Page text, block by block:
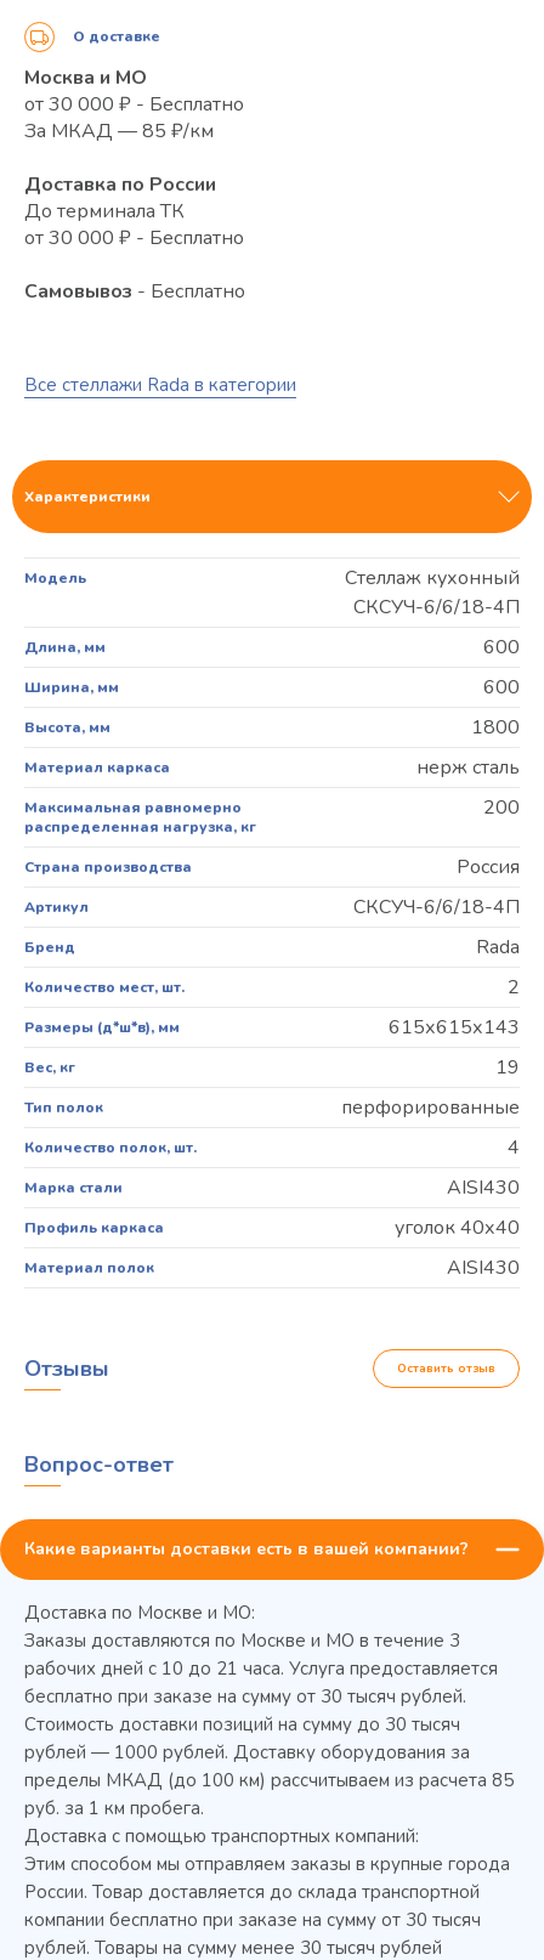
Все стеллажи Rada в категории
О доставке
Москва и МО
от 30 000 ₽ - Бесплатно
За МКАД — 85 ₽/км
Доставка по России
До терминала ТК
от 30 000 ₽ - Бесплатно
Самовывоз - Бесплатно
Характеристики
Модель
Стеллаж кухонный
СКСУЧ-6/6/18-4П
Длина, мм 600
Ширина, мм 600
Высота, мм 1800
Материал каркаса нерж сталь
Максимальная равномерно
распределенная нагрузка, кг
200
Страна производства Россия
Артикул СКСУЧ-6/6/18-4П
Бренд Rada
Количество мест, шт. 2
Размеры (д*ш*в), мм 615х615х143
Вес, кг 19
Тип полок перфорированные
Количество полок, шт. 4
Марка стали AISI430
Профиль каркаса уголок 40х40
Материал полок AISI430
Колода разрубочная КР-5/5
Отзывы Оставить отзыв
Вопрос-ответ
Какие варианты доставки есть в вашей компании?
Доставка по Москве и МО:
Заказы доставляются по Москве и МО в течение 3
рабочих дней с 10 до 21 часа. Услуга предоставляется
бесплатно при заказе на сумму от 30 тысяч рублей.
Стоимость доставки позиций на сумму до 30 тысяч
рублей — 1000 рублей. Доставку оборудования за
пределы МКАД (до 100 км) рассчитываем из расчета 85
руб. за 1 км пробега.
Доставка с помощью транспортных компаний:
Этим способом мы отправляем заказы в крупные города
России. Товар доставляется до склада транспортной
компании бесплатно при заказе на сумму от 30 тысяч
рублей. Товары на сумму менее 30 тысяч рублей